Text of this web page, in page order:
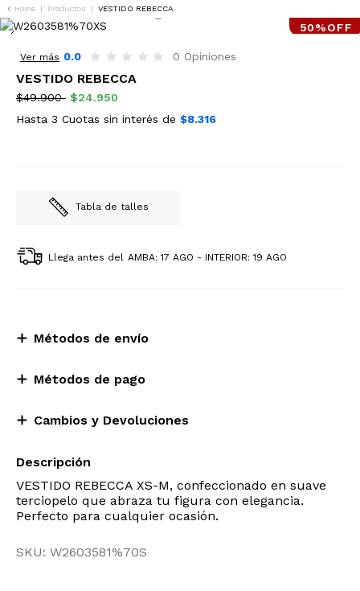
Home | Productos | VESTIDO REBECCA
50%OFF
Ver más 0.0 0 Opiniones
VESTIDO REBECCA
$49.900 $24.950
Hasta 3 Cuotas sin interés de $8.316
Tabla de talles
Llega antes del AMBA: 17 AGO - INTERIOR: 19 AGO
Métodos de envío
Métodos de pago
Cambios y Devoluciones
Descripción
VESTIDO REBECCA XS-M, confeccionado en suave
terciopelo que abraza tu figura con elegancia.
Perfecto para cualquier ocasión.
SKU: W2603581%70S